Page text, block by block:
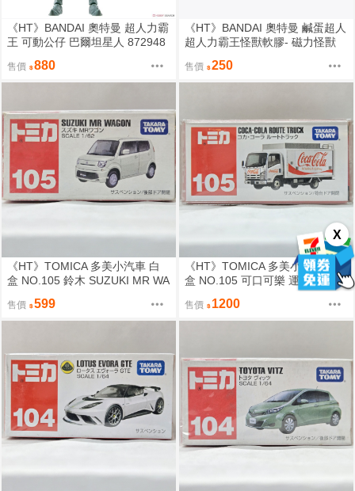
X
《HT》BANDAI 奧特曼 超人力霸
王 可動公仔 巴爾坦星人 872948
售價 880
《HT》BANDAI 奧特曼 鹹蛋超人
超人力霸王怪獸軟膠- 磁力怪獸
售價 250
《HT》TOMICA 多美小汽車 白
盒 NO.105 鈴木 SUZUKI MR WA
售價 599
《HT》TOMICA 多美小汽車 白
盒 NO.105 可口可樂 運輸車 貨車
售價 1200